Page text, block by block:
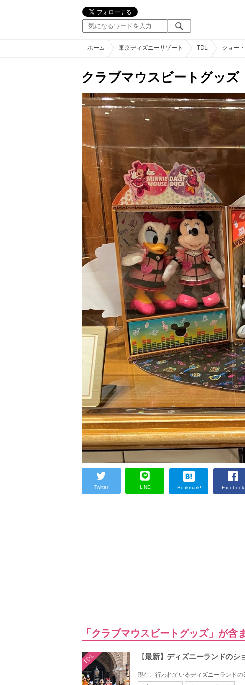
ホーム 東京ディズニーリゾート TDL ショー
クラブマウスビートグッズ
Twitter LINE Bookmark! Facebook
「クラブマウスビートグッズ」が含
TDL 【最新】ディズニーランドの
現在、行われているディズニーランド